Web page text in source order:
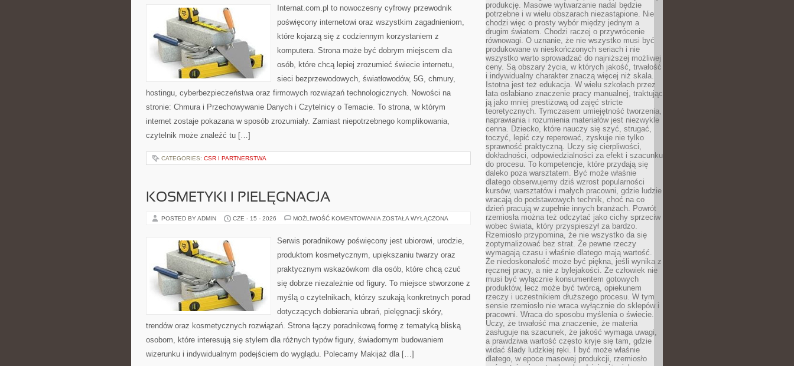
Internat.com.pl to nowoczesny cyfrowy przewodnik
poświęcony internetowi oraz wszystkim zagadnieniom,
które kojarzą się z codziennym korzystaniem z
komputera. Strona może być dobrym miejscem dla
osób, które chcą lepiej zrozumieć świecie internetu,
sieci bezprzewodowych, światłowodów, 5G, chmury,
hostingu, cyberbezpieczeństwa oraz firmowych rozwiązań technologicznych. Nowości na
stronie: Chmura i Przechowywanie Danych i Czytelnicy o Temacie. To strona, w którym
internet zostaje pokazana w sposób zrozumiały. Zamiast niepotrzebnego komplikowania,
czytelnik może znaleźć tu […]
CATEGORIES: CSR I PARTNERSTWA
KOSMETYKI I PIELĘGNACJA
POSTED BY ADMIN CZE - 15 - 2026 MOŻLIWOŚĆ KOMENTOWANIA KOSMETYKI
ZOSTAŁA WYŁĄCZONA
Serwis poradnikowy poświęcony jest ubiorowi, urodzie,
produktom kosmetycznym, upiększaniu twarzy oraz
praktycznym wskazówkom dla osób, które chcą czuć
się dobrze niezależnie od figury. To miejsce stworzone z
myślą o czytelnikach, którzy szukają konkretnych porad
dotyczących dobierania ubrań, pielęgnacji skóry,
trendów oraz kosmetycznych rozwiązań. Strona łączy poradnikową formę z tematyką bliską
osobom, które interesują się stylem dla różnych typów figury, świadomym budowaniem
wizerunku i indywidualnym podejściem do wyglądu. Polecamy Makijaż dla […]
produkcję. Masowe wytwarzanie nadal będzie
potrzebne i w wielu obszarach niezastąpione. Nie
chodzi więc o prosty wybór między jednym a
drugim światem. Chodzi raczej o przywrócenie
równowagi. O uznanie, że nie wszystko musi być
produkowane w nieskończonych seriach i nie
wszystko warto sprowadzać do najniższej możliwej
ceny. Są obszary życia, w których jakość, trwałość
i indywidualny charakter znaczą więcej niż skala.
Istotna jest też edukacja. W wielu szkołach przez
lata osłabiano znaczenie pracy manualnej, traktując
ją jako mniej prestiżową od zajęć stricte
teoretycznych. Tymczasem umiejętność tworzenia,
naprawiania i rozumienia materiałów jest niezwykle
cenna. Dziecko, które nauczy się szyć, strugać,
toczyć, lepić czy reperować, zyskuje nie tylko
sprawność praktyczną. Uczy się cierpliwości,
dokładności, odpowiedzialności za efekt i szacunku
do procesu. To kompetencje, które przydają się
daleko poza warsztatem. Być może właśnie
dlatego obserwujemy dziś wzrost popularności
kursów, warsztatów i małych pracowni, gdzie ludzie
wracają do podstawowych technik, choć na co
dzień pracują w zupełnie innych branżach. Powrót
rzemiosła można też odczytać jako cichy sprzeciw
wobec świata, który przyspieszył za bardzo.
Rzemiosło przypomina, że nie wszystko da się
zoptymalizować bez strat. Że pewne rzeczy
wymagają czasu i właśnie dlatego mają wartość.
Że niedoskonałość może być piękna, jeśli wynika z
ręcznej pracy, a nie z bylejakości. Że człowiek nie
musi być wyłącznie konsumentem gotowych
produktów, lecz może być twórcą, opiekunem
rzeczy i uczestnikiem dłuższego procesu. W tym
sensie rzemiosło nie wraca wyłącznie do sklepów i
pracowni. Wraca do sposobu myślenia o świecie.
Uczy, że trwałość ma znaczenie, że materia
zasługuje na szacunek, że jakość wymaga uwagi,
a prawdziwa wartość często kryje się tam, gdzie
widać ślady ludzkiej ręki. I być może właśnie
dlatego, w epoce masowej produkcji, rzemiosło